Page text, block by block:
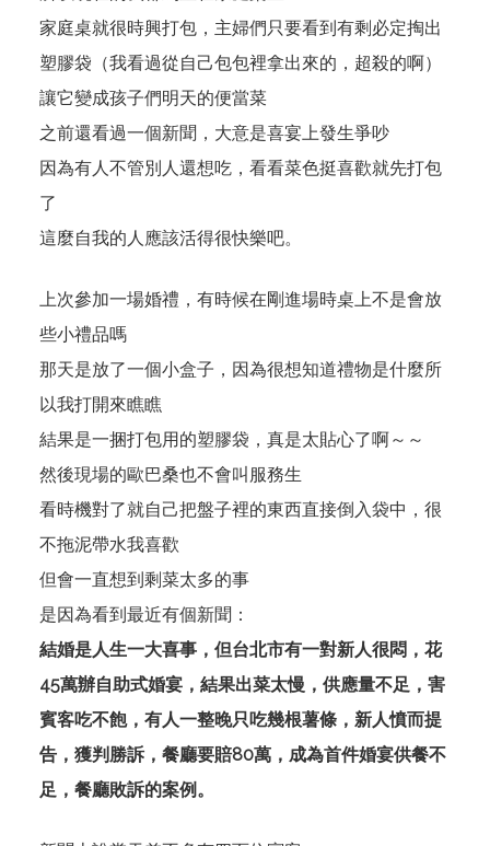
家庭桌就很時興打包，主婦們只要看到有剩必定掏出
塑膠袋（我看過從自己包包裡拿出來的，超殺的啊）
讓它變成孩子們明天的便當菜
之前還看過一個新聞，大意是喜宴上發生爭吵
因為有人不管別人還想吃，看看菜色挺喜歡就先打包
了
這麼自我的人應該活得很快樂吧。
上次參加一場婚禮，有時候在剛進場時桌上不是會放
些小禮品嗎
那天是放了一個小盒子，因為很想知道禮物是什麼所
以我打開來瞧瞧
結果是一捆打包用的塑膠袋，真是太貼心了啊～～
然後現場的歐巴桑也不會叫服務生
看時機對了就自己把盤子裡的東西直接倒入袋中，很
不拖泥帶水我喜歡
但會一直想到剩菜太多的事
是因為看到最近有個新聞：
結婚是人生一大喜事，但台北市有一對新人很悶，花
45萬辦自助式婚宴，結果出菜太慢，供應量不足，害
賓客吃不飽，有人一整晚只吃幾根薯條，新人憤而提
告，獲判勝訴，餐廳要賠80萬，成為首件婚宴供餐不
足，餐廳敗訴的案例。